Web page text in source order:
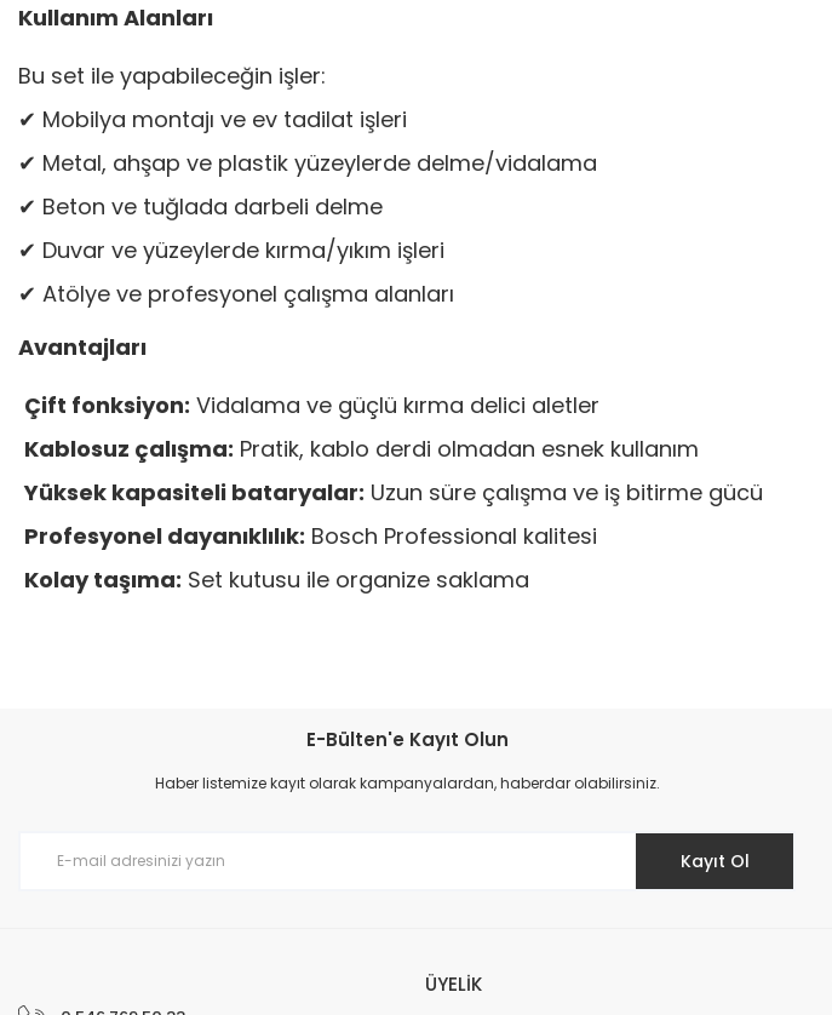
Kullanım Alanları
Bu set ile yapabileceğin işler:
✔ Mobilya montajı ve ev tadilat işleri
✔ Metal, ahşap ve plastik yüzeylerde delme/vidalama
✔ Beton ve tuğlada darbeli delme
✔ Duvar ve yüzeylerde kırma/yıkım işleri
✔ Atölye ve profesyonel çalışma alanları
Avantajları
Çift fonksiyon: Vidalama ve güçlü kırma delici aletler
Kablosuz çalışma: Pratik, kablo derdi olmadan esnek kullanım
Yüksek kapasiteli bataryalar: Uzun süre çalışma ve iş bitirme gücü
Profesyonel dayanıklılık: Bosch Professional kalitesi
Kolay taşıma: Set kutusu ile organize saklama
Ürün resmi kalitesiz, bozuk veya görüntülenemiyor.
E-Bülten'e Kayıt Olun
Haber listemize kayıt olarak kampanyalardan, haberdar olabilirsiniz.
Kayıt Ol
ÜYELİK